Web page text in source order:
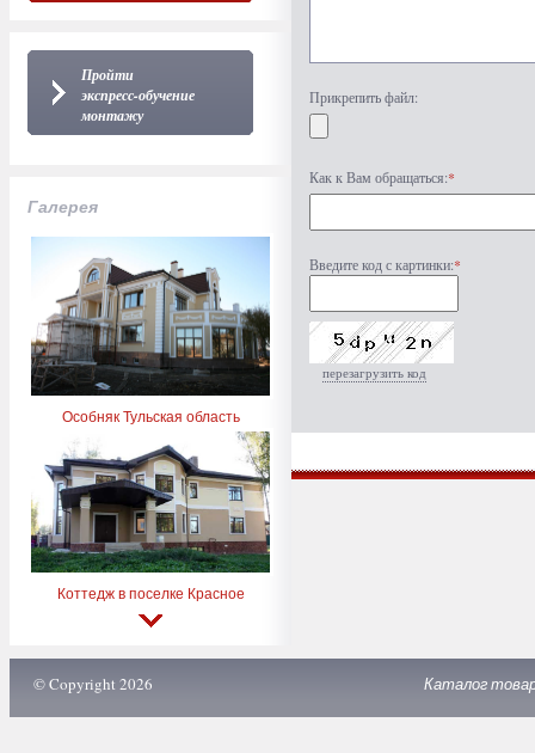
Пройти
экспресс-обучение
монтажу
Галерея
Особняк Тульская область
Коттедж в поселке Красное
Прикрепить файл:
Как к Вам обращаться:*
Введите код с картинки:*
перезагрузить код
© Copyright 2026 Каталог